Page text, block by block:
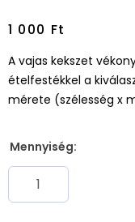
1 000 Ft
A vajas kekszet
ételfestékkel a
mérete (szélesség x
Mennyiség: